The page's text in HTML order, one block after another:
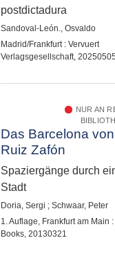
postdictadura
Sandoval-León., Osvaldo
Madrid/Frankfurt : Vervuert
Verlagsgesellschaft,
NUR AN
Das Barcelona
Ruiz Zafón
Spaziergänge durch
Stadt
Doria, Sergi ; Schwaar, Peter
1. Auflage, Frankfurt am Main
Books, 20130321